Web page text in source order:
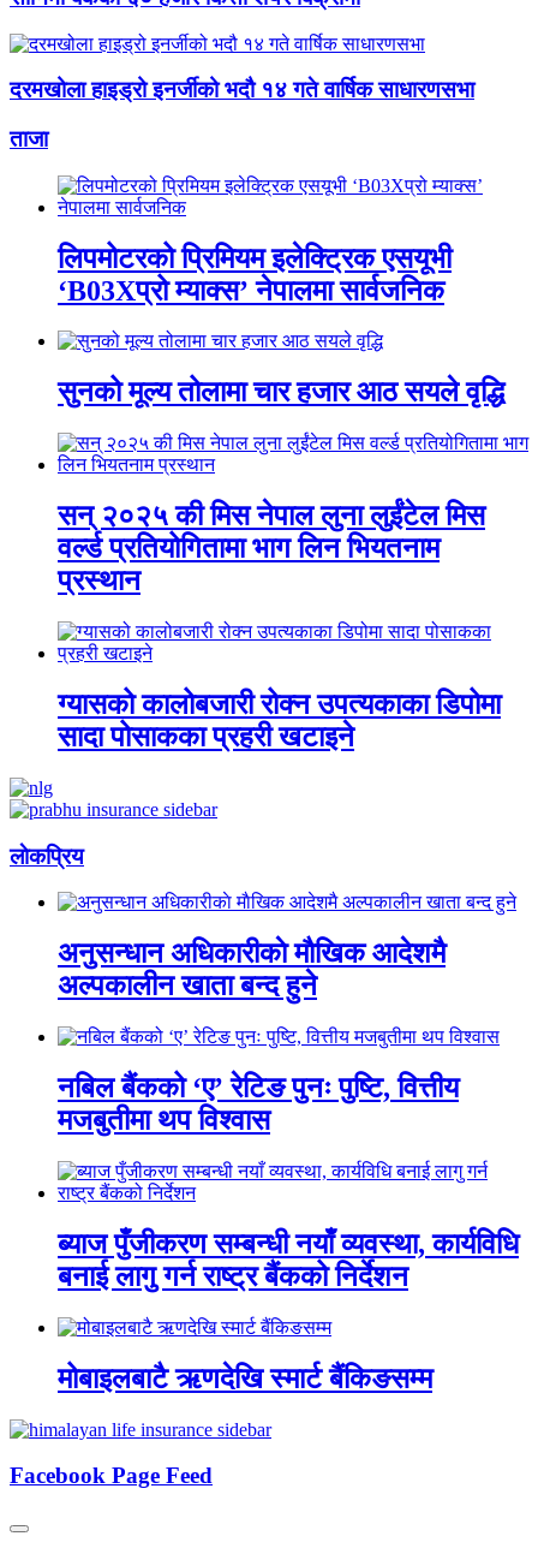
दरमखोला हाइड्रो इनर्जीको भदौ १४ गते वार्षिक साधारणसभा
ताजा
लिपमोटरको प्रिमियम इलेक्ट्रिक एसयूभी
‘B03Xप्रो म्याक्स’ नेपालमा सार्वजनिक
सुनको मूल्य तोलामा चार हजार आठ सयले वृद्धि
सन् २०२५ की मिस नेपाल लुना लुईंटेल मिस
वर्ल्ड प्रतियोगितामा भाग लिन भियतनाम
प्रस्थान
ग्यासको कालोबजारी रोक्न उपत्यकाका डिपोमा
सादा पोसाकका प्रहरी खटाइने
लाेकप्रिय
अनुसन्धान अधिकारीकाे माैखिक आदेशमै
अल्पकालीन खाता बन्द हुने
नबिल बैंकको ‘ए’ रेटिङ पुनः पुष्टि, वित्तीय
मजबुतीमा थप विश्वास
ब्याज पुँजीकरण सम्बन्धी नयाँ व्यवस्था, कार्यविधि
बनाई लागु गर्न राष्ट्र बैंकको निर्देशन
मोबाइलबाटै ऋणदेखि स्मार्ट बैंकिङसम्म
Facebook Page Feed